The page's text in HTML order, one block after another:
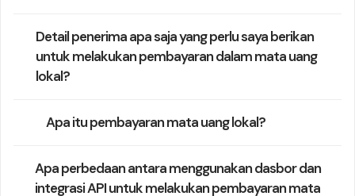
Detail penerima apa saja yang perlu saya berikan
untuk melakukan pembayaran dalam mata uang
lokal?
Apa itu pembayaran mata uang lokal?
Apa perbedaan antara menggunakan dasbor dan
integrasi API untuk melakukan pembayaran mata